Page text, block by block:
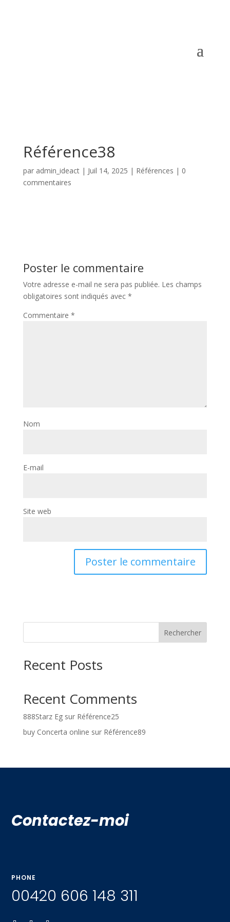
Référence38
par admin_ideact| Juil 14, 2025 | Références | 0
commentaires
Poster le commentaire
Votre adresse e-mail ne sera pas publiée. Les champs
obligatoires sont indiqués avec *
Commentaire *
Nom
E-mail
Site web
Rechercher
Recent Posts
Recent Comments
888Starz Egsur Référence25
buy Concerta online sur Référence89
Contactez-moi
PHONE
00420 606 148 311